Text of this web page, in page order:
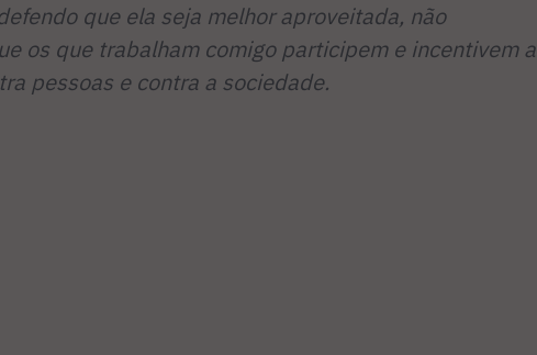
que ela seja melhor aproveitada, não
os que trabalham comigo participem e incentivem a
pessoas e contra a sociedade.